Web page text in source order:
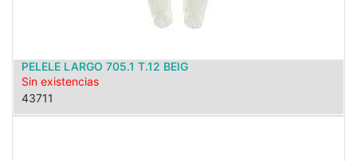
PELELE LARGO 705.1 T.12 BEIG
Sin existencias
43711